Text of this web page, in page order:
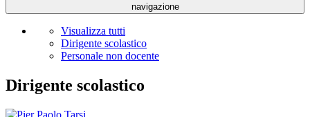
navigazione
Visualizza tutti
Dirigente scolastico
Personale non docente
Dirigente scolastico